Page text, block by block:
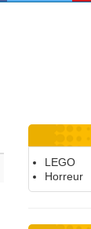
LEGO
Horreur